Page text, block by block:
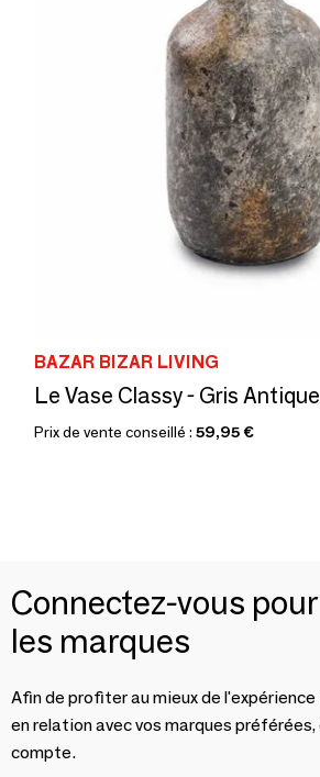
BAZAR BIZAR LIVING
Le Vase Classy - Gris
Prix de vente conseillé : 59,95 €
Connectez-vous
les marques
Afin de profiter au mieux de
en relation avec vos marques préférées,
compte.